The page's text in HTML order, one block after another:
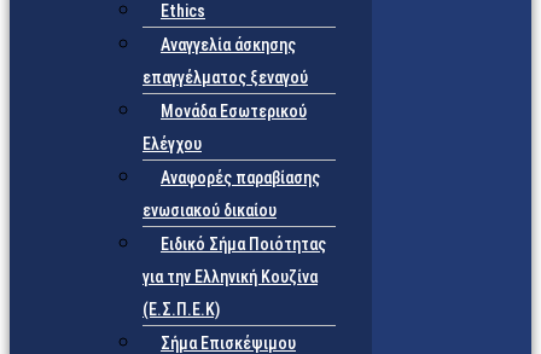
Ethics
Αναγγελία άσκησης
επαγγέλματος ξεναγού
Μονάδα Εσωτερικού
Ελέγχου
Αναφορές παραβίασης
ενωσιακού δικαίου
Ειδικό Σήμα Ποιότητας
για την Ελληνική Κουζίνα
(Ε.Σ.Π.Ε.Κ)
Σήμα Επισκέψιμου